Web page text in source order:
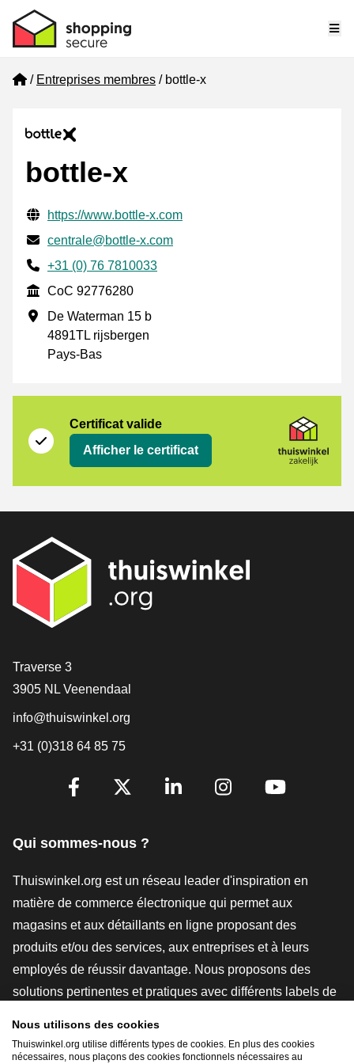
Home
Entreprises membres bottle-x
bottle-x
Informations de contact vérifiées
Website URL
https://www.bottle-x.com
E-mail
centrale@bottle-x.com
Phone number
+31 (0) 76 7810033
CoC
CoC 92776280
Adresse professionnelle
De Waterman 15 b
4891TL rijsbergen
Pays-Bas
Certificat valide
Afficher le certificat
[_General:Contact]
Traverse 3
3905 NL Veenendaal
info@thuiswinkel.org
+31 (0)318 64 85 75
[_General:SocialMediaTitle]
Qui sommes-nous ?
Thuiswinkel.org est un réseau leader d'inspiration en
matière de commerce électronique qui permet aux
magasins et aux détaillants en ligne proposant des
produits et/ou des services, aux entreprises et à leurs
employés de réussir davantage. Nous proposons des
solutions pertinentes et pratiques avec différents labels de
études de marché, et nous disposons de notre propre
Nous utilisons des cookies
Thuiswinkel.org utilise différents types de cookies. En plus des cookies
nécessaires, nous plaçons des cookies fonctionnels nécessaires au